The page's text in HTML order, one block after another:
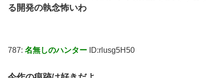
る開発の執念怖いわ
787: 名無しのハンター ID:rlusg5H50